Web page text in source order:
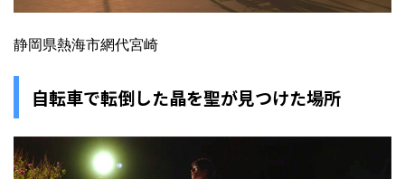
静岡県熱海市網代宮崎
自転車で転倒した晶を聖が見つけた場所